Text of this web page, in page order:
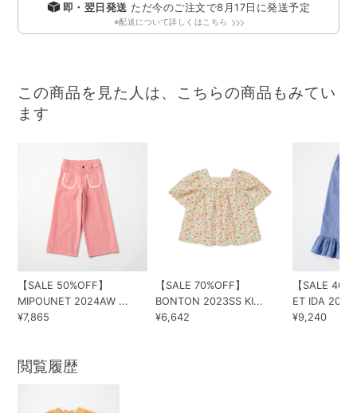
即・翌日発送 ただ今のご注文で8月17日 に発送予定
※配送について詳しくはこちら
この商品を見た人は、こちらの商品もみてい
ます
【SALE 50%OFF】
MIPOUNET 2024AW ...
¥7,865
【SALE 70%OFF】
BONTON 2023SS KI...
¥6,642
【SALE
ET IDA 202...
¥9,240
閲覧履歴